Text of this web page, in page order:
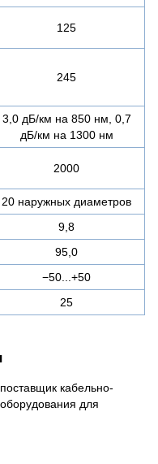
125
245
3,0 дБ/км на 850 нм, 0,7
дБ/км на 1300 нм
2000
20 наружных диаметров
9,8
95,0
−50...+50
25
кабельно-
для